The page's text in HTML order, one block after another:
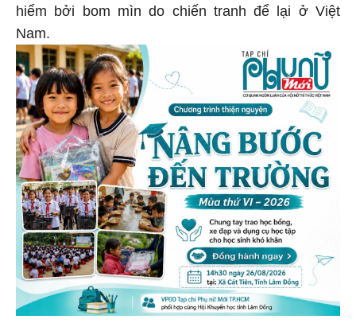
hiểm bởi bom mìn do chiến tranh để lại ở Việt
Nam.